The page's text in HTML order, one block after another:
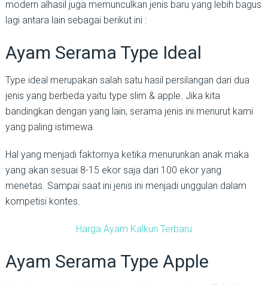
modern alhasil juga memunculkan jenis baru yang lebih bagus
lagi antara lain sebagai berikut ini :
Ayam Serama Type Ideal
Type ideal merupakan salah satu hasil persilangan dari dua
jenis yang berbeda yaitu type slim & apple. Jika kita
bandingkan dengan yang lain, serama jenis ini menurut kami
yang paling istimewa.
Hal yang menjadi faktornya ketika menurunkan anak maka
yang akan sesuai 8-15 ekor saja dari 100 ekor yang
menetas. Sampai saat ini jenis ini menjadi unggulan dalam
kompetisi kontes.
Harga Ayam Kalkun Terbaru
Ayam Serama Type Apple